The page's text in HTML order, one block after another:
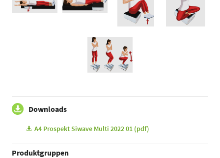
Downloads
A4 Prospekt Siwave Multi 2022 01 (pdf)
Produktgruppen